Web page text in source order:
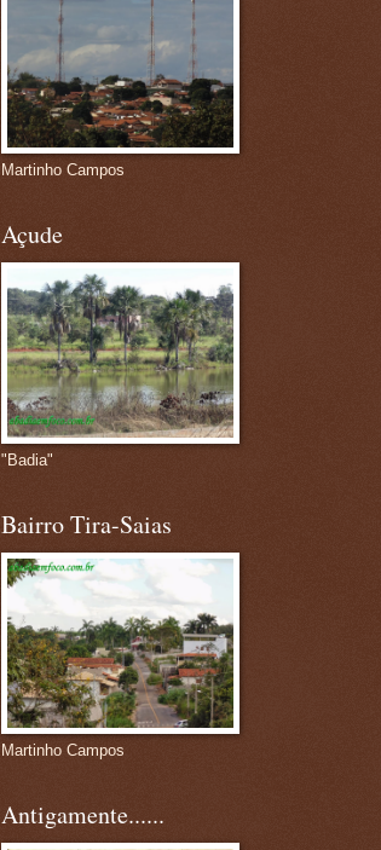
Martinho Campos
Açude
"Badia"
Bairro Tira-Saias
Martinho Campos
Antigamente......